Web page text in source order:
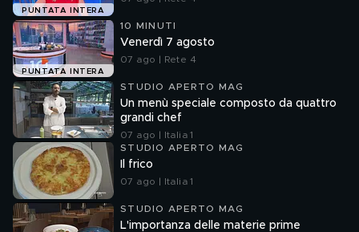
PUNTATA INTERA
PUNTATA INTERA
10 MINUTI
Venerdì 7 agosto
07 ago | Rete 4
STUDIO APERTO MAG
Un menù speciale composto da quattro
grandi chef
07 ago | Italia 1
STUDIO APERTO MAG
Il frico
07 ago | Italia 1
STUDIO APERTO MAG
L'importanza delle materie prime